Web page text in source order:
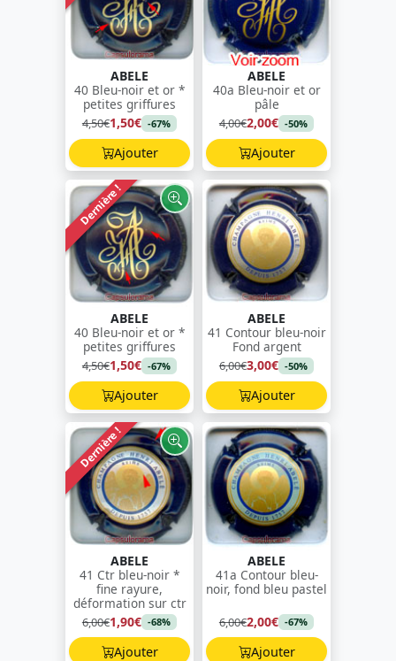
ABELE
40 Bleu-noir et or *
petites griffures
4,50€1,50€ -67%
Ajouter
ABELE
40a Bleu-noir et or
pâle
4,00€2,00€ -50%
Ajouter
Dernière !
ABELE
40 Bleu-noir et or *
petites griffures
4,50€1,50€ -67%
Ajouter
ABELE
41 Contour bleu-noir
Fond argent
6,00€3,00€ -50%
Ajouter
Dernière !
ABELE
41 Ctr bleu-noir *
fine rayure,
déformation sur ctr
6,00€1,90€ -68%
Ajouter
ABELE
41a Contour bleu-
noir, fond bleu pastel
6,00€2,00€ -67%
Ajouter